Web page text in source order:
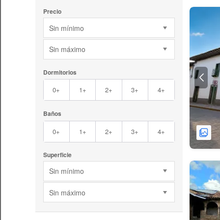
Precio
Sin mínimo
Sin máximo
Dormitorios
0+ 1+ 2+ 3+ 4+
Baños
0+ 1+ 2+ 3+ 4+
Superficie
Sin mínimo
Sin máximo